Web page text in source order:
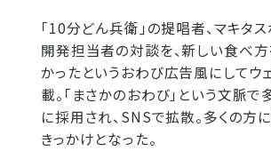
「10分どん兵衛」の提唱者、マキタ
開発担当者の対談を、新しい食べ
かったというおわび広告風にしてウ
載。「まさかのおわび」という文脈で
に採用され、SNSで拡散。多くの方
きっかけとなった。